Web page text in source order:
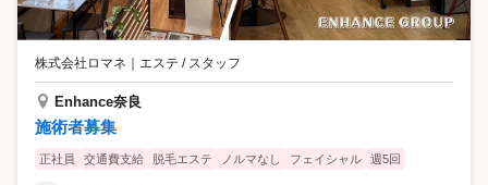
株式会社ロマネ エステ / スタッフ
Enhance奈良
施術者募集
正社員 交通費支給 脱毛エステ ノルマなし フェイシャル 週5回